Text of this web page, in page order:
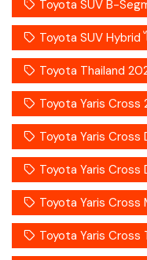
Toyota SUV B-
Toyota SUV Hybrid
Toyota Thailand
Toyota Yaris Cross
Toyota Yaris Cross
Toyota Yaris Cross
Toyota Yaris Cross
Toyota Yaris Cross